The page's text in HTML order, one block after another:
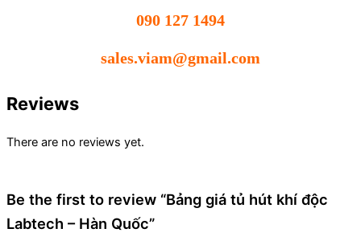
090 127 1494
sales.viam@gmail.com
Reviews
There are no reviews yet.
Be the first to review “Bảng giá tủ hút khí độc
Labtech – Hàn Quốc”